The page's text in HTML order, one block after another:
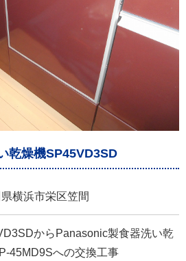
乾燥機SP45VD3SD
横浜市栄区笠間
からPanasonic製食器洗い乾
45MD9Sへの交換工事